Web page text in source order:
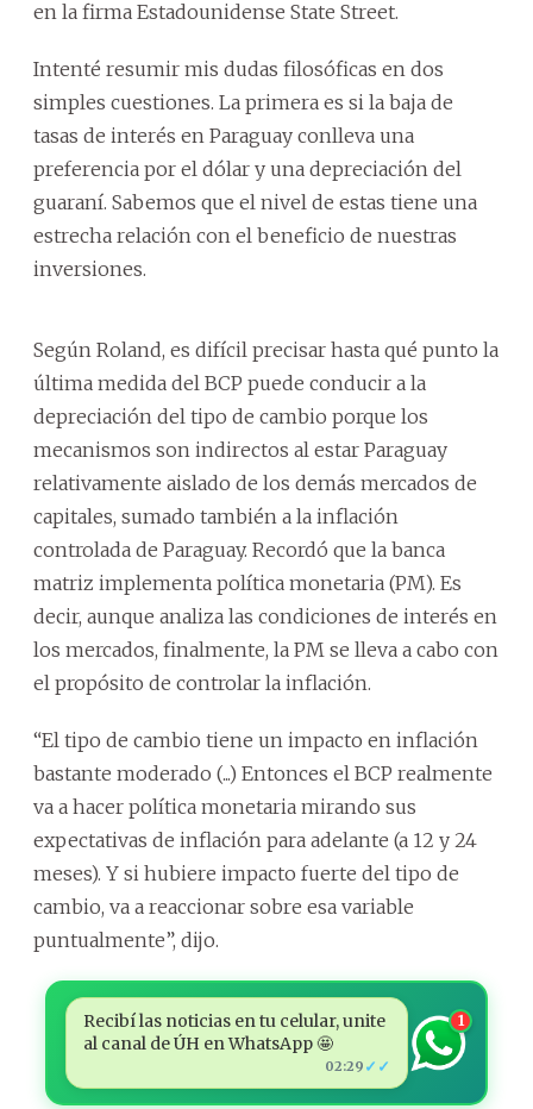
en la firma Estadounidense State Street.
Intenté resumir mis dudas filosóficas en dos
simples cuestiones. La primera es si la baja de
tasas de interés en Paraguay conlleva una
preferencia por el dólar y una depreciación del
guaraní. Sabemos que el nivel de estas tiene una
estrecha relación con el beneficio de nuestras
inversiones.
Según Roland, es difícil precisar hasta qué punto la
última medida del BCP puede conducir a la
depreciación del tipo de cambio porque los
mecanismos son indirectos al estar Paraguay
relativamente aislado de los demás mercados de
capitales, sumado también a la inflación
controlada de Paraguay. Recordó que la banca
matriz implementa política monetaria (PM). Es
decir, aunque analiza las condiciones de interés en
los mercados, finalmente, la PM se lleva a cabo con
el propósito de controlar la inflación.
“El tipo de cambio tiene un impacto en inflación
bastante moderado (...) Entonces el BCP realmente
va a hacer política monetaria mirando sus
expectativas de inflación para adelante (a 12 y 24
meses). Y si hubiere impacto fuerte del tipo de
cambio, va a reaccionar sobre esa variable
puntualmente”, dijo.
Recibí las noticias en tu celular, unite
al canal de ÚH en WhatsApp 🤩
02:29 ✓✓
1